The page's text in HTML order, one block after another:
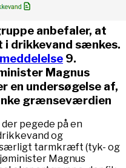
anbefaler, at
drikkevand sænkes.
9.
Magnus
en undersøgelse af,
grænseværdien
pegede på en
og
særligt tarmkræft (tyk- og
Magnus